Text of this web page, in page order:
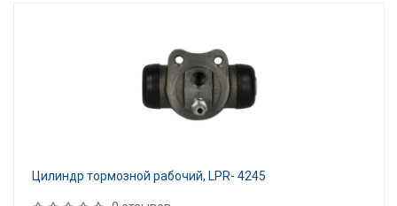
Цилиндр тормозной рабочий, LPR- 4245